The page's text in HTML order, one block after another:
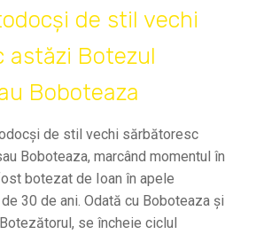
de stil vechi
astăzi Botezul
Boboteaza
de stil vechi sărbătoresc
Boboteaza, marcând momentul în
botezat de Ioan în apele
30 de ani. Odată cu Boboteaza și
se încheie ciclul